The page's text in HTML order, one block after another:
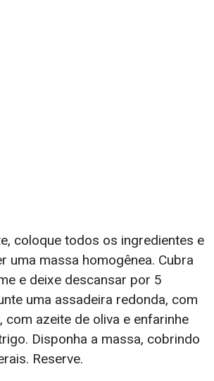
coloque todos os ingredientes e
uma massa homogênea. Cubra
e deixe descansar por 5
uma assadeira redonda, com
com azeite de oliva e enfarinhe
Disponha a massa, cobrindo
Reserve.